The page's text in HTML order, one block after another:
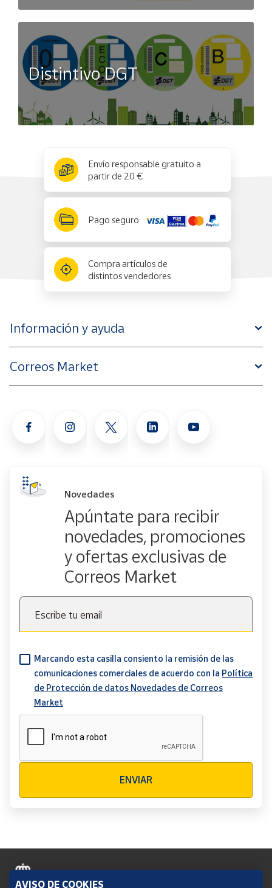
Distintivo DGT
Envío responsable gratuito a
partir de 20 €
Pago seguro
Compra artículos de
distintos vendedores
Información y ayuda
Correos Market
Novedades
Apúntate para recibir
novedades, promociones
y ofertas exclusivas de
Correos Market
Escribe tu email
Marcando esta casilla consiento la remisión de las
comunicaciones comerciales de acuerdo con la Política
de Protección de datos Novedades de Correos
Market
ENVIAR
AVISO DE COOKIES